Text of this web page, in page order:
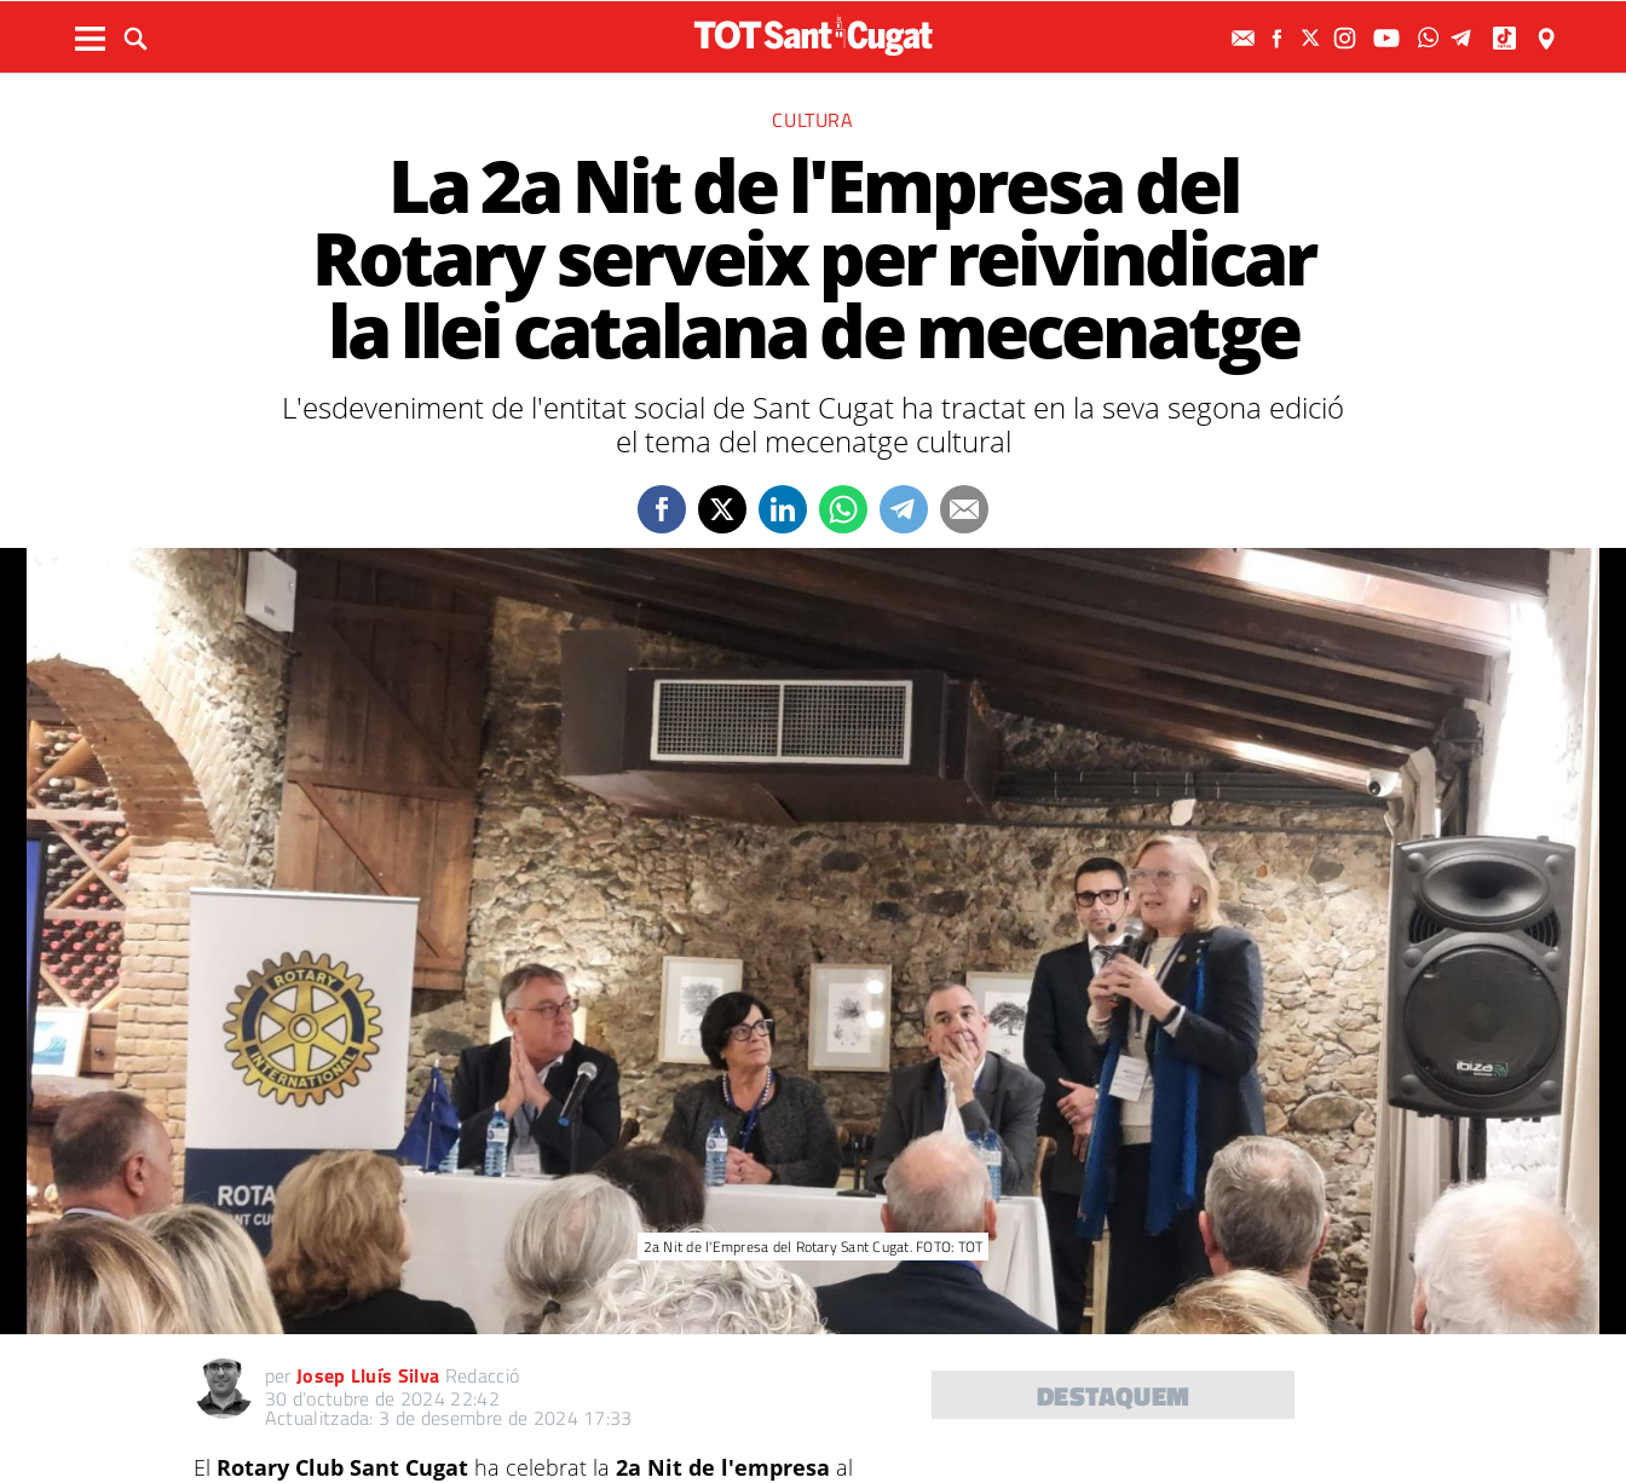
CULTURA
La 2a Nit de l'Empresa del
Rotary serveix per reivindicar
la llei catalana de mecenatge
L'esdeveniment de l'entitat social de Sant Cugat ha tractat en la seva segona edició
el tema del mecenatge cultural
2a Nit de l'Empresa del Rotary Sant Cugat. FOTO: TOT
per Josep Lluís Silva Redacció
30 d’octubre de 2024 22:42
Actualitzada: 3 de desembre de 2024 17:33
El Rotary Club Sant Cugat ha celebrat la2a Nit de l'empresa al
DESTAQUEM